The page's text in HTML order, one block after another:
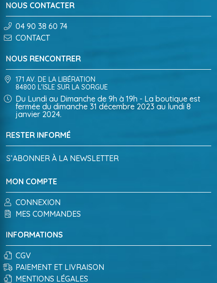
NOUS CONTACTER
04 90 38 60 74
CONTACT
RESTER INFORMÉ
S’ABONNER À LA NEWSLETTER
MON COMPTE
CONNEXION
MES COMMANDES
NOUS RENCONTRER
171 AV. DE LA LIBÉRATION
84800 L'ISLE SUR LA SORGUE
Du Lundi au Dimanche de 9h à 19h - La boutique est
fermée du dimanche 31 décembre 2023 au lundi 8
janvier 2024.
INFORMATIONS
CGV
PAIEMENT ET LIVRAISON
MENTIONS LÉGALES